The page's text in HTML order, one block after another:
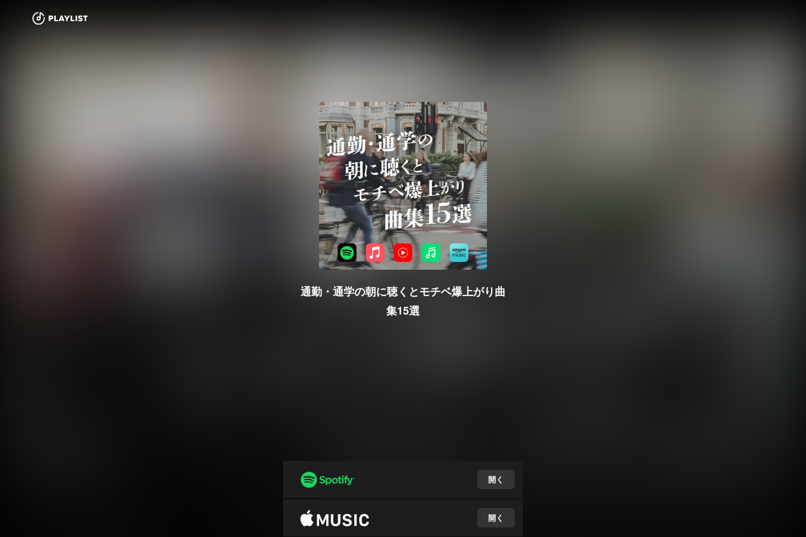
通勤・通学の朝に聴くとモチベ爆上がり曲
集15選
開く
開く